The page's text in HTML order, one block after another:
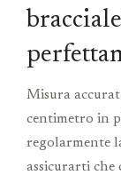
Misura
centimetro in
regolarmente
assicurarti che